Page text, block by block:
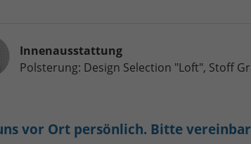
Innenausstattung
Polsterung: Design Selection "Loft", Stoff
vor Ort persönlich. Bitte